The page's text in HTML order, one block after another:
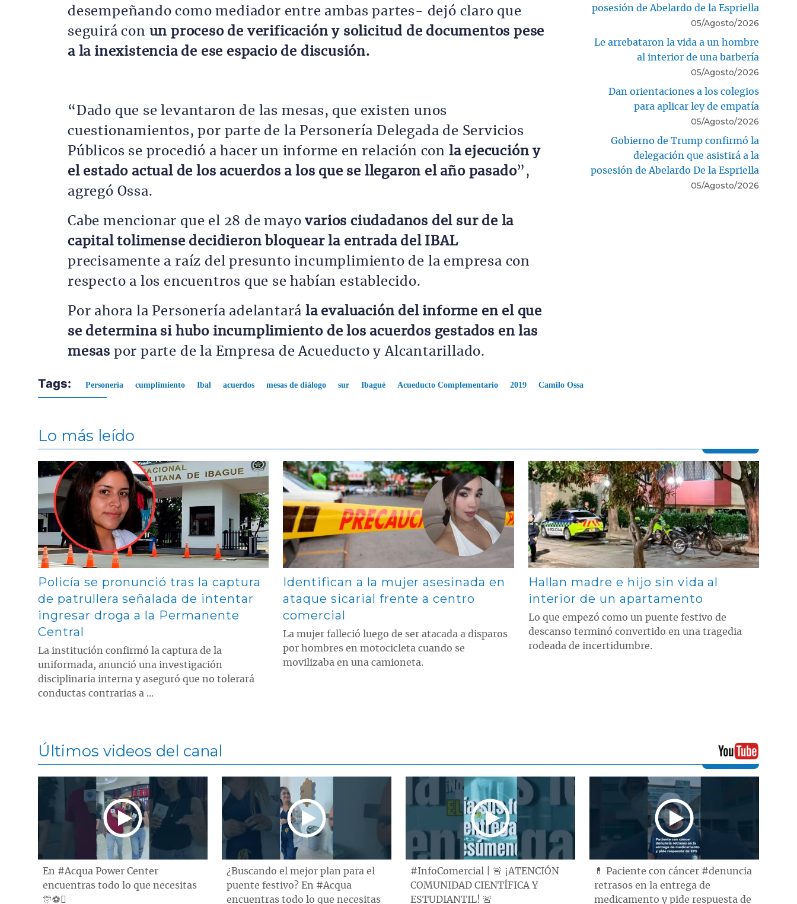
desempeñando como mediador entre ambas partes- dejó claro que
seguirá con un proceso de verificación y solicitud de documentos pese
a la inexistencia de ese espacio de discusión.
“Dado que se levantaron de las mesas, que existen unos
cuestionamientos, por parte de la Personería Delegada de Servicios
Públicos se procedió a hacer un informe en relación con la ejecución y
el estado actual de los acuerdos a los que se llegaron el año pasado”,
agregó Ossa.
Cabe mencionar que el 28 de mayovarios ciudadanos del sur de la
capital tolimense decidieron bloquear la entrada del IBAL
precisamente a raíz del presunto incumplimiento de la empresa con
respecto a los encuentros que se habían establecido.
Por ahora la Personería adelantará la evaluación del informe en el que
se determina si hubo incumplimiento de los acuerdos gestados en las
mesas por parte de la Empresa de Acueducto y Alcantarillado.
posesión de Abelardo de la Espriella
05/Agosto/2026
Le arrebataron la vida a un hombre
al interior de una barbería
05/Agosto/2026
Dan orientaciones a los colegios
para aplicar ley de empatía
05/Agosto/2026
Gobierno de Trump confirmó la
delegación que asistirá a la
posesión de Abelardo De la Espriella
05/Agosto/2026
Tags: Personería cumplimiento Ibal acuerdos mesas de diálogo sur Ibagué Acueducto Complementario 2019 Camilo Ossa
Lo más leído
Contenido multimedia principal
Policía se pronunció tras la captura
de patrullera señalada de intentar
ingresar droga a la Permanente
Central
La institución confirmó la captura de la
uniformada, anunció una investigación
disciplinaria interna y aseguró que no tolerará
conductas contrarias a ...
Contenido multimedia principal
Identifican a la mujer asesinada en
ataque sicarial frente a centro
comercial
La mujer falleció luego de ser atacada a disparos
por hombres en motocicleta cuando se
movilizaba en una camioneta.
Contenido multimedia principal
Hallan madre e hijo sin vida al
interior de un apartamento
Lo que empezó como un puente festivo de
descanso terminó convertido en una tragedia
rodeada de incertidumbre.
Últimos videos del canal
En #Acqua Power Center
encuentras todo lo que necesitas
🎊⚽️
¿Buscando el mejor plan para el
puente festivo? En #Acqua
encuentras todo lo que necesitas
#InfoComercial | 🚨 ¡ATENCIÓN
COMUNIDAD CIENTÍFICA Y
ESTUDIANTIL! 🚨
💊 Paciente con cáncer #denuncia
retrasos en la entrega de
medicamento y pide respuesta de